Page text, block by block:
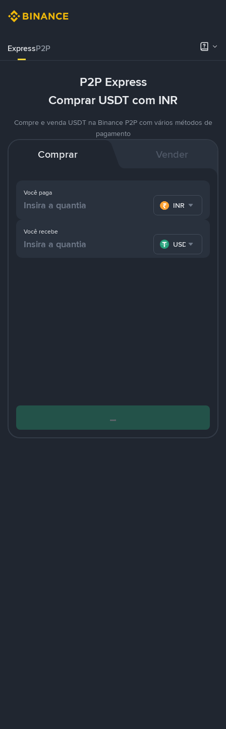
ExpressP2P
P2P Express
Comprar USDT com INR
Compre e venda USDT na Binance P2P com vários métodos de
pagamento
Comprar Vender
Você paga
INR
Você recebe
USDT